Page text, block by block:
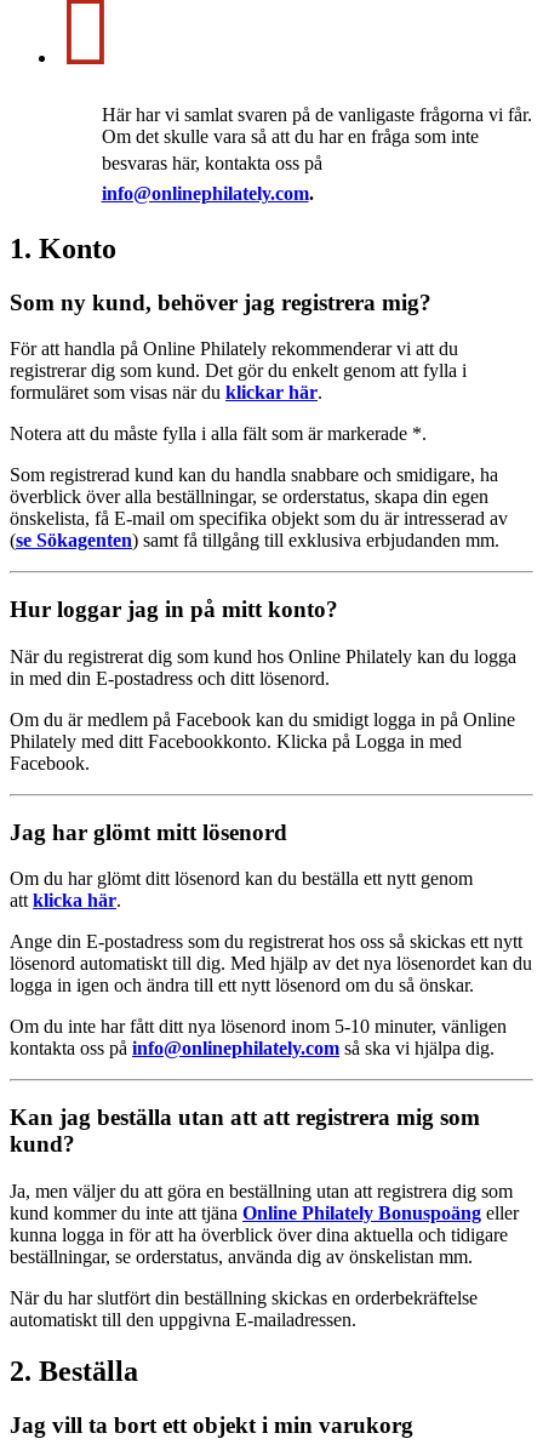
Här har vi samlat svaren på de vanligaste frågorna vi får.
Om det skulle vara så att du har en fråga som inte
besvaras här, kontakta oss på
info@onlinephilately.com.
1. Konto
Som ny kund, behöver jag registrera mig?
För att handla på Online Philately rekommenderar vi att du
registrerar dig som kund. Det gör du enkelt genom att fylla i
formuläret som visas när du klickar här.
Notera att du måste fylla i alla fält som är markerade *.
Som registrerad kund kan du handla snabbare och smidigare, ha
överblick över alla beställningar, se orderstatus, skapa din egen
önskelista, få E-mail om specifika objekt som du är intresserad av
(se Sökagenten) samt få tillgång till exklusiva erbjudanden mm.
Hur loggar jag in på mitt konto?
När du registrerat dig som kund hos Online Philately kan du logga
in med din E-postadress och ditt lösenord.
Om du är medlem på Facebook kan du smidigt logga in på Online
Philately med ditt Facebookkonto. Klicka på Logga in med
Facebook.
Jag har glömt mitt lösenord
Om du har glömt ditt lösenord kan du beställa ett nytt genom
att klicka här.
Ange din E-postadress som du registrerat hos oss så skickas ett nytt
lösenord automatiskt till dig. Med hjälp av det nya lösenordet kan du
logga in igen och ändra till ett nytt lösenord om du så önskar.
Om du inte har fått ditt nya lösenord inom 5-10 minuter, vänligen
kontakta oss på info@onlinephilately.com så ska vi hjälpa dig.
Kan jag beställa utan att att registrera mig som
kund?
Ja, men väljer du att göra en beställning utan att registrera dig som
kund kommer du inte att tjäna Online Philately Bonuspoäng eller
kunna logga in för att ha överblick över dina aktuella och tidigare
beställningar, se orderstatus, använda dig av önskelistan mm.
När du har slutfört din beställning skickas en orderbekräftelse
automatiskt till den uppgivna E-mailadressen.
2. Beställa
Jag vill ta bort ett objekt i min varukorg